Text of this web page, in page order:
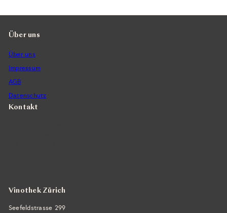
Über uns
Über uns
Impressum
AGB
Datenschutz
Kontakt
Vinothek Zürich
Seefeldstrasse 299